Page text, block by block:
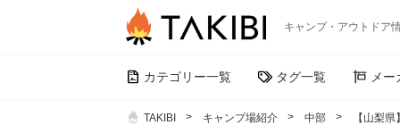
キャンプ・アウトドア
カテゴリー一覧 タグ一覧 メー
TAKIBI キャンプ場紹介 中部 【山梨